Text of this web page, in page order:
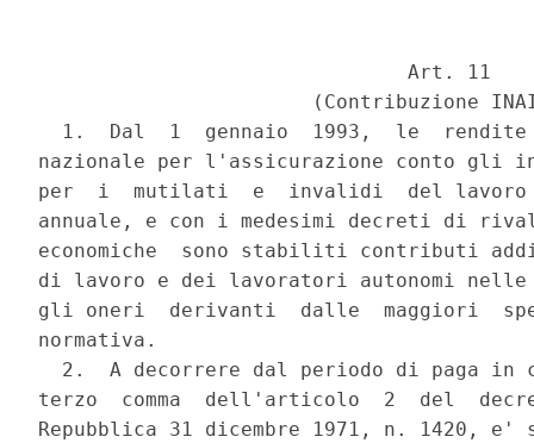
                               Art. 11
(Contribuzione
1.  Dal  1  gennaio  1993,  le
nazionale per l'assicurazione conto gli
per  i  mutilati  e  invalidi  del lavoro
annuale, e con i medesimi decreti di
economiche  sono stabiliti contributi
di lavoro e dei lavoratori autonomi nelle
gli oneri  derivanti  dalle  maggiori
normativa.
2.  A decorrere dal periodo di paga in
terzo  comma  dell'articolo  2  del
Repubblica 31 dicembre 1971, n. 1420,